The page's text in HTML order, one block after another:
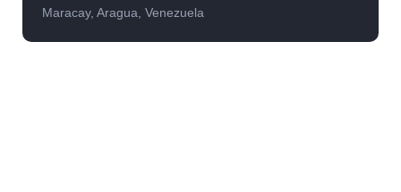
Maracay, Aragua, Venezuela